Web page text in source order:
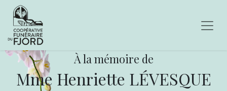
À la mémoire de
Mme Henriette LÉVESQUE